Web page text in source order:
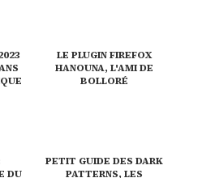
LE PLUGIN FIREFOX
HANOUNA, L'AMI DE
BOLLORÉ
DU
PETIT GUIDE DES DARK
PATTERNS, LES